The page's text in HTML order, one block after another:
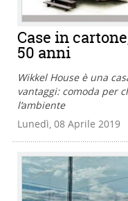
Case in
50 anni
Wikkel House è una
vantaggi: comoda per
l’ambiente
Lunedì, 08 Aprile 2019